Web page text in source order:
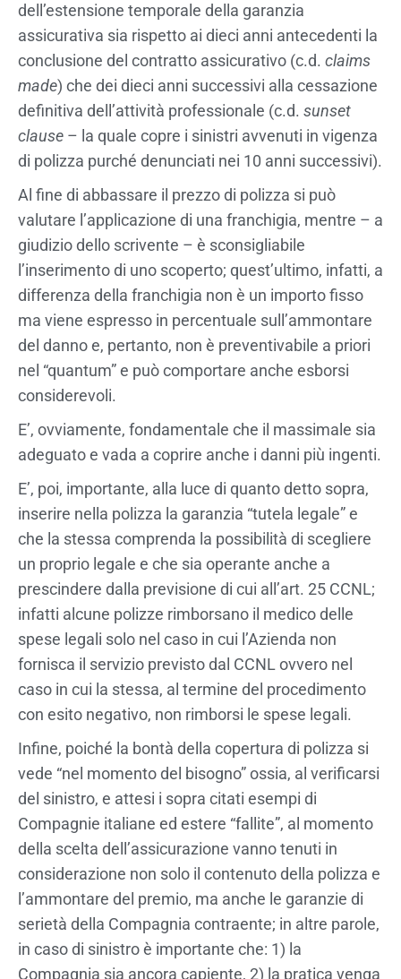
dell’estensione temporale della garanzia
assicurativa sia rispetto ai dieci anni antecedenti la
conclusione del contratto assicurativo (c.d. claims
made) che dei dieci anni successivi alla cessazione
definitiva dell’attività professionale (c.d. sunset
clause – la quale copre i sinistri avvenuti in vigenza
di polizza purché denunciati nei 10 anni successivi).
Al fine di abbassare il prezzo di polizza si può
valutare l’applicazione di una franchigia, mentre – a
giudizio dello scrivente – è sconsigliabile
l’inserimento di uno scoperto; quest’ultimo, infatti, a
differenza della franchigia non è un importo fisso
ma viene espresso in percentuale sull’ammontare
del danno e, pertanto, non è preventivabile a priori
nel “quantum” e può comportare anche esborsi
considerevoli.
E’, ovviamente, fondamentale che il massimale sia
adeguato e vada a coprire anche i danni più ingenti.
E’, poi, importante, alla luce di quanto detto sopra,
inserire nella polizza la garanzia “tutela legale” e
che la stessa comprenda la possibilità di scegliere
un proprio legale e che sia operante anche a
prescindere dalla previsione di cui all’art. 25 CCNL;
infatti alcune polizze rimborsano il medico delle
spese legali solo nel caso in cui l’Azienda non
fornisca il servizio previsto dal CCNL ovvero nel
caso in cui la stessa, al termine del procedimento
con esito negativo, non rimborsi le spese legali.
Infine, poiché la bontà della copertura di polizza si
vede “nel momento del bisogno” ossia, al verificarsi
del sinistro, e attesi i sopra citati esempi di
Compagnie italiane ed estere “fallite”, al momento
della scelta dell’assicurazione vanno tenuti in
considerazione non solo il contenuto della polizza e
l’ammontare del premio, ma anche le garanzie di
serietà della Compagnia contraente; in altre parole,
in caso di sinistro è importante che: 1) la
Compagnia sia ancora capiente, 2) la pratica venga